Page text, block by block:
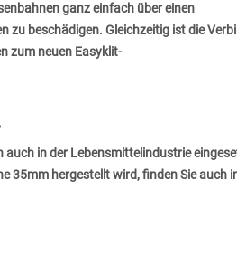
ganz einfach über einen
zu beschädigen. Gleichzeitig ist die
zum neuen Easyklit-
auch in der Lebensmittelindustrie
35mm hergestellt wird, finden Sie auch